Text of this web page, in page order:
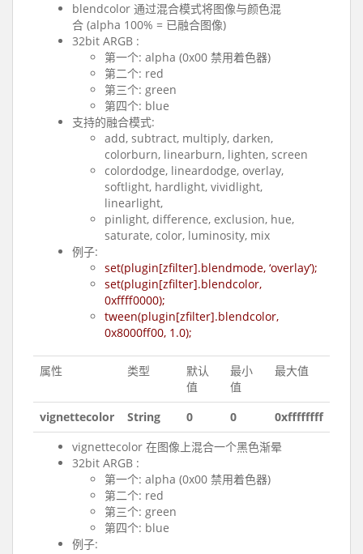
blendcolor 通过混合模式将图像与颜色混
合 (alpha 100% = 已融合图像)
32bit ARGB :
第一个: alpha (0x00 禁用着色器)
第二个: red
第三个: green
第四个: blue
支持的融合模式:
add, subtract, multiply, darken,
colorburn, linearburn, lighten, screen
colordodge, lineardodge, overlay,
softlight, hardlight, vividlight,
linearlight,
pinlight, difference, exclusion, hue,
saturate, color, luminosity, mix
例子:
set(plugin[zfilter].blendmode, ‘overlay’);
set(plugin[zfilter].blendcolor,
0xffff0000);
tween(plugin[zfilter].blendcolor,
0x8000ff00, 1.0);
属性 类型
默认
值
最小
值
最大值
vignettecolor String 0 0
0xffffffff
vignettecolor 在图像上混合一个黑色渐晕
32bit ARGB :
第一个: alpha (0x00 禁用着色器)
第二个: red
第三个: green
第四个: blue
例子: